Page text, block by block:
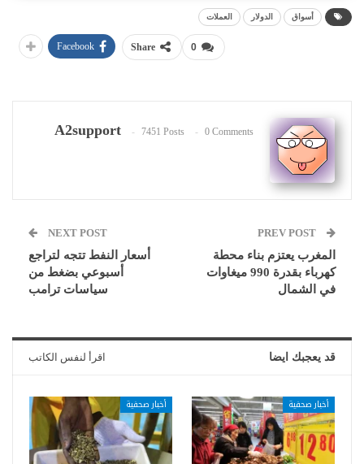
أسواق الدولار العملات
0
Share
Facebook
A2support 7451 Posts 0 Comments
المغرب يعتزم بناء محطة
كهرباء بقدرة 990 ميغاوات
في الشمال
NEXT POST
أسعار النفط تتجه لتراجع
أسبوعي بضغط من
سياسات ترامب
قد يعجبك ايضا اقرأ لنفس الكاتب
أخبار صحفية أخبار صحفية